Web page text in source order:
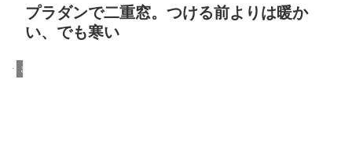
プラダンで二重窓。つける前よりは暖か
い、でも寒い
まとめ